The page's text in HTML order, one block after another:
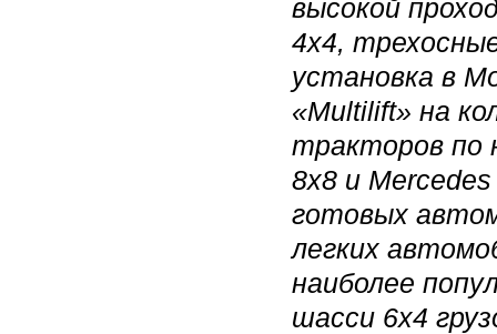
высокой
4х4,
установка в
«Multilift» на
тракторов по
8x8 и
готовых
легких
наиболее
шасси 6х4